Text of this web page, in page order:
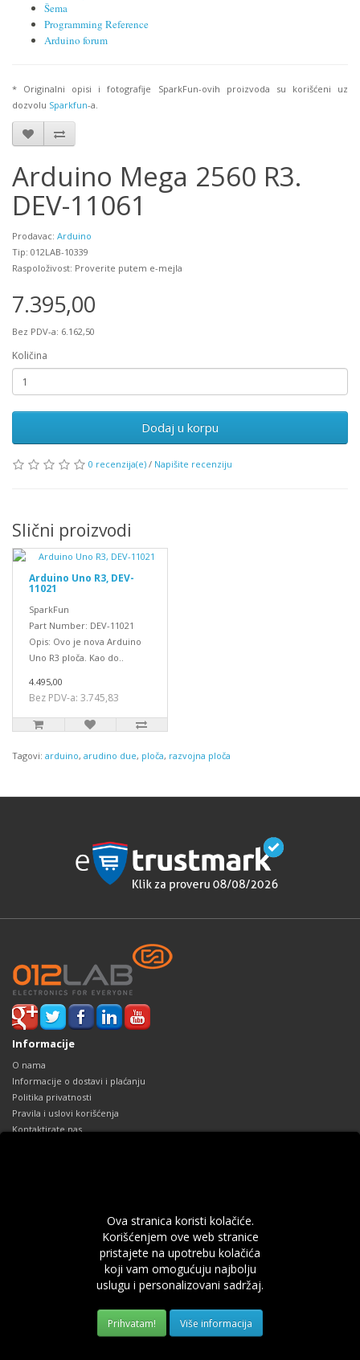
Ova stranica koristi kolačiće.
Korišćenjem ove web stranice
pristajete na upotrebu kolačića
koji vam omogućuju najbolju
uslugu i personalizovani sadržaj.
Više informacija
Šema
Programming Reference
Arduino forum
* Originalni opisi i fotografije SparkFun-ovih proizvoda su korišćeni uz
dozvolu Sparkfun-a.
Arduino Mega 2560 R3.
DEV-11061
Prodavac: Arduino
Tip: 012LAB-10339
Raspoloživost: Proverite putem e-mejla
7.395,00
Bez PDV-a: 6.162,50
Količina
Dodaj u korpu
0 recenzija(e) / Napišite recenziju
Slični proizvodi
Arduino Uno R3, DEV-
11021
SparkFun
Part Number: DEV-11021
Opis: Ovo je nova Arduino
Uno R3 ploča. Kao do..
4.495,00
Bez PDV-a: 3.745,83
Tagovi: arduino, arudino due, ploča, razvojna ploča
Informacije
O nama
Informacije o dostavi i plaćanju
Politika privatnosti
Pravila i uslovi korišćenja
Kontaktirate nas
Prethodne narudžbine